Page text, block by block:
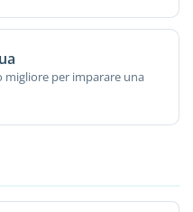
migliore per imparare una